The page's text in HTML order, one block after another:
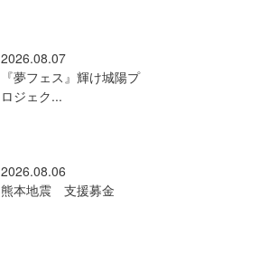
2026.08.07
『夢フェス』輝け城陽プ
ロジェク...
2026.08.06
熊本地震 支援募金